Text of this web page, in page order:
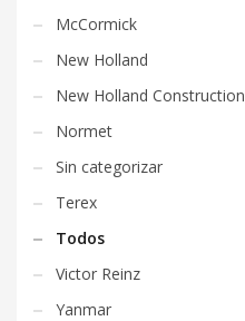
McCormick
New Holland
New Holland Construction
Normet
Sin categorizar
Terex
Todos
Victor Reinz
Yanmar